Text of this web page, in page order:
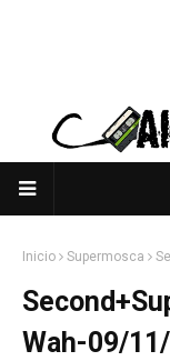
Inicio Supermosca
Wah-09/